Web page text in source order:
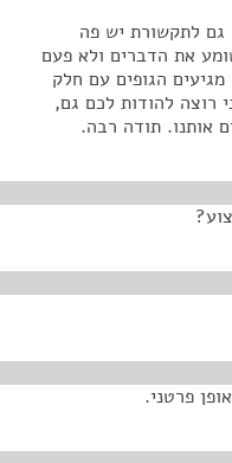
גם לתקשורת יש פה
את הדברים ולא פעם
מגיעים הגופים עם חלק
רוצה להודות לכם גם,
אותנו. תודה רבה.
פרטני.